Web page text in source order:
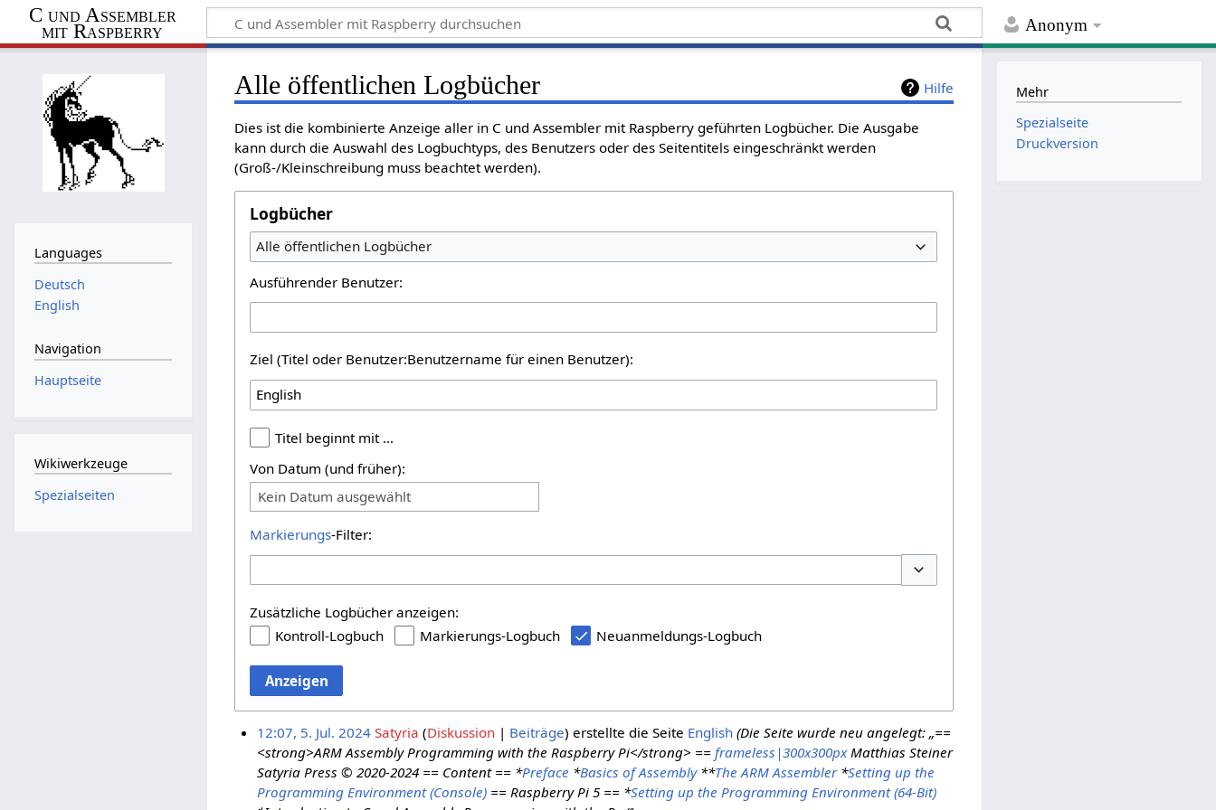
Anonym
C und Assembler
mit Raspberry
Hilfe
Alle öffentlichen Logbücher
Dies ist die kombinierte Anzeige aller in C und Assembler mit Raspberry geführten Logbücher. Die Ausgabe
kann durch die Auswahl des Logbuchtyps, des Benutzers oder des Seitentitels eingeschränkt werden
(Groß-/Kleinschreibung muss beachtet werden).
Logbücher
Alle öffentlichen Logbücher
Ausführender Benutzer:
Ziel (Titel oder Benutzer:Benutzername für einen Benutzer):
Titel beginnt mit …
Von Datum (und früher):
Kein Datum ausgewählt
Markierungs-Filter:
Zusätzliche Logbücher anzeigen:
Kontroll-Logbuch
Markierungs-Logbuch Neuanmeldungs-Logbuch
Anzeigen
12:07, 5. Jul. 2024 Satyria Diskussion Beiträge erstellte die Seite English (Die Seite wurde neu angelegt: „==
<strong>ARM Assembly Programming with the Raspberry Pi</strong> == frameless|300x300pxMatthias Steiner
Satyria Press © 2020-2024 == Content == *Preface *Basics of Assembly**The ARM Assembler*Setting up the
Programming Environment (Console)== Raspberry Pi 5 == *Setting up the Programming Environment (64-Bit)
Languages
Deutsch
English
Navigation
Hauptseite
Wikiwerkzeuge
Spezialseiten
Mehr
Spezialseite
Druckversion